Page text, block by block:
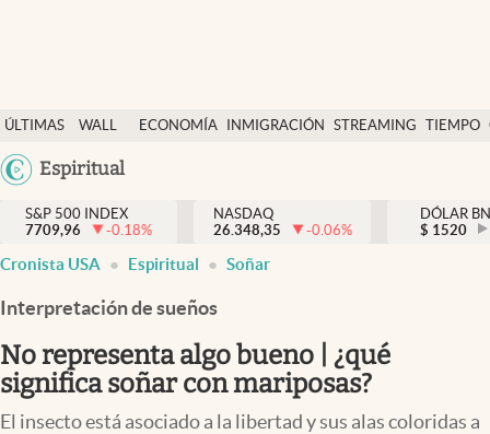
ÚLTIMAS
NOTICIAS
WALL
DÓLAR
ECONOMÍA INMIGRACIÓN STREAMING TIEMPO
México
Espiritual
Finanzas y economía
Wall Street y dólar
Inmigración
Espiritual
Streaming
S&P 500 INDEX
7709,96
-0.18%
NASDAQ
26.348,35
-0.06%
DÓLAR
$ 1520
Cronista USA Espiritual Soñar
Interpretación de sueños
No representa algo bueno | ¿qué
significa soñar con mariposas?
El insecto está asociado a la libertad y sus alas coloridas a